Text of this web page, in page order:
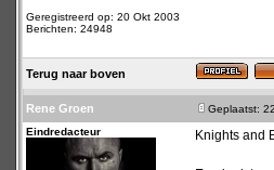
Geregistreerd op: 20 Okt 2003
Berichten: 24948
Terug naar boven
Rene Groen Geplaatst:
Eindredacteur
Knights and